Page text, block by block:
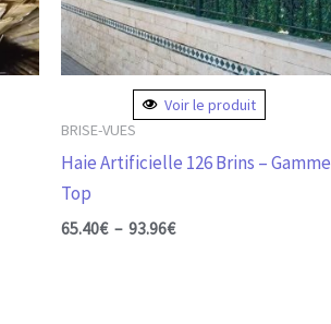
Voir le produit
BRISE-VUES
Haie Artificielle 126 Brins – Gamme
Top
65.40€ – 93.96€
peuvent
être
produit